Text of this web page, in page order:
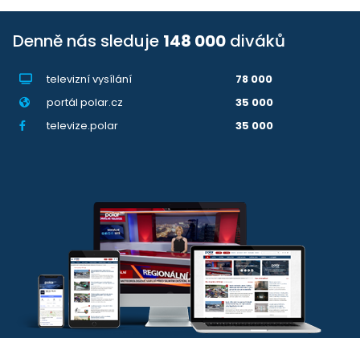
Denně nás sleduje 148 000 diváků
televizní vysílání
78 000
portál polar.cz
35 000
televize.polar
35 000